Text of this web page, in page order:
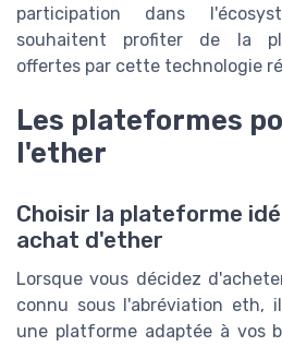
participation dans
souhaitent profiter de la
offertes par cette technologie
Les plateformes
l'ether
Choisir la plateforme
achat d'ether
Lorsque vous décidez
connu sous l'abréviation eth,
une platforme adaptée à vos